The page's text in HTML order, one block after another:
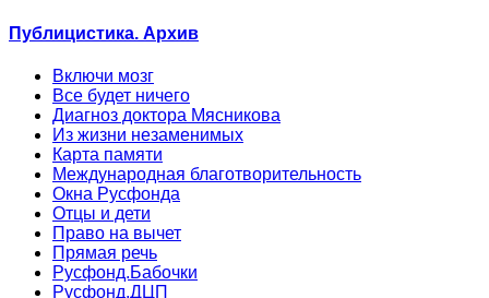
Публицистика. Архив
Включи мозг
Все будет ничего
Диагноз доктора Мясникова
Из жизни незаменимых
Карта памяти
Международная благотворительность
Окна Русфонда
Отцы и дети
Право на вычет
Прямая речь
Русфонд.Бабочки
Русфонд.ДЦП